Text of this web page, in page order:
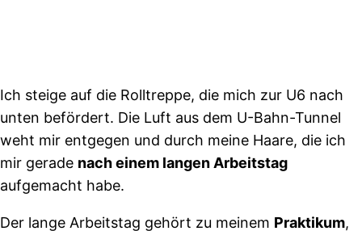
Ich steige auf die Rolltreppe, die mich zur U6 nach
unten befördert. Die Luft aus dem U-Bahn-Tunnel
weht mir entgegen und durch meine Haare, die ich
mir gerade nach einem langen Arbeitstag
aufgemacht habe.
Der lange Arbeitstag gehört zu meinem Praktikum,